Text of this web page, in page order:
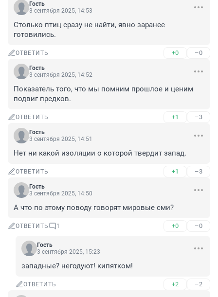
Гость
3 сентября 2025, 14:53
Столько птиц сразу не найти, явно заранее
готовились.
ОТВЕТИТЬ +0 –0
Гость
3 сентября 2025, 14:52
Показатель того, что мы помним прошлое и ценим
подвиг предков.
ОТВЕТИТЬ +1 –3
Гость
3 сентября 2025, 14:51
Нет ни какой изоляции о которой твердит запад.
ОТВЕТИТЬ +1 –3
Гость
3 сентября 2025, 14:50
А что по этому поводу говорят мировые сми?
ОТВЕТИТЬ 1 +0 –0
Гость
3 сентября 2025, 15:23
западные? негодуют! кипятком!
ОТВЕТИТЬ +2 –2